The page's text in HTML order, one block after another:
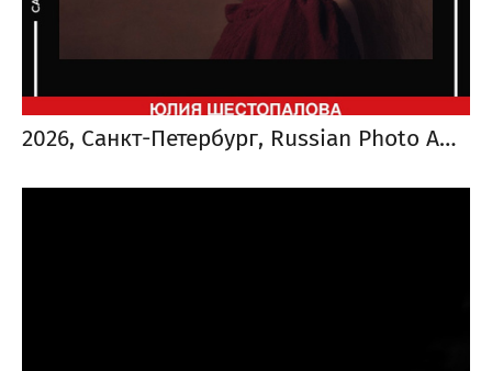
2026, Санкт-Петербург, Russian Photo Awards. ФОТО ГОДА